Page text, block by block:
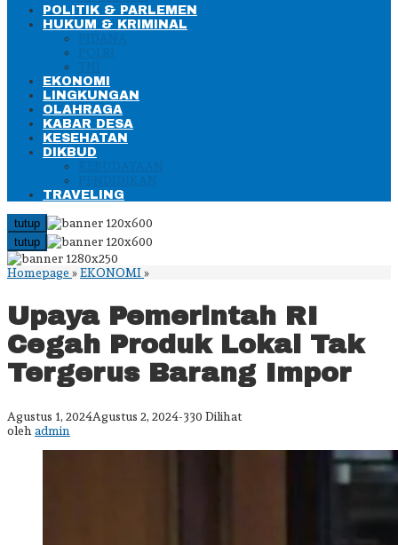
POLITIK & PARLEMEN
HUKUM & KRIMINAL
PIDANA
POLRI
TNI
EKONOMI
LINGKUNGAN
OLAHRAGA
KABAR DESA
KESEHATAN
DIKBUD
KEBUDAYAAN
PENDIDIKAN
TRAVELING
tutup
tutup
Homepage »EKONOMI»Upaya
Cegah
Produk
Lokal
Tak
Tergerus
Barang
Upaya Pemerintah RI
Cegah Produk Lokal Tak
Tergerus Barang Impor
Agustus 1, 2024Agustus 2, 2024oleh
-330 Dilihat
oleh admin